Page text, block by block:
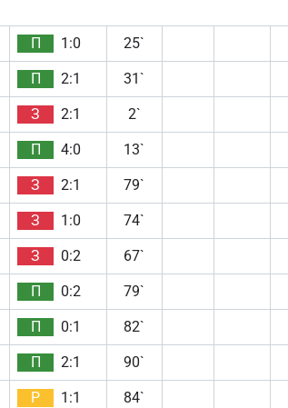
П 1:0 25`
П 2:1 31`
З 2:1 2`
П 4:0 13`
З 2:1 79`
З 1:0 74`
З 0:2 67`
П 0:2 79`
П 0:1 82`
П 2:1 90`
Р 1:1 84`